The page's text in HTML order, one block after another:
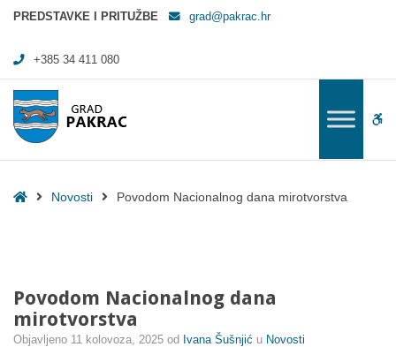
Povodom Nacionalnog dana mirotvorstva - Grad Pakrac
PREDSTAVKE I PRITUŽBE grad@pakrac.hr
+385 34 411 080
HomeNovosti Povodom Nacionalnog dana mirotvorstva
Povodom Nacionalnog dana
mirotvorstva
Objavljeno 11 kolovoza, 2025 od Ivana Šušnjić u Novosti